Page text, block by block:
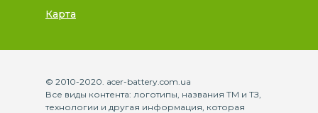
Карта
© 2010-2020. acer-battery.com.ua
Все виды контента: логотипы, названия ТМ и ТЗ,
технологии и другая информация, которая